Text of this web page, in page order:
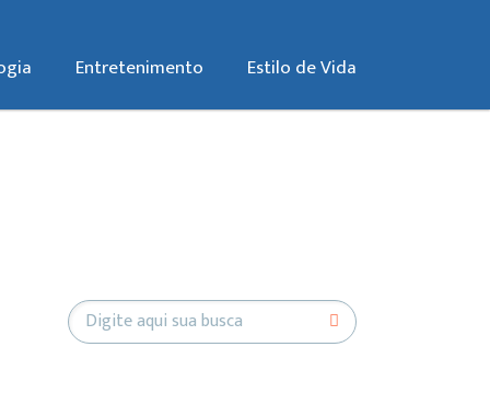
Entretenimento Estilo de Vida